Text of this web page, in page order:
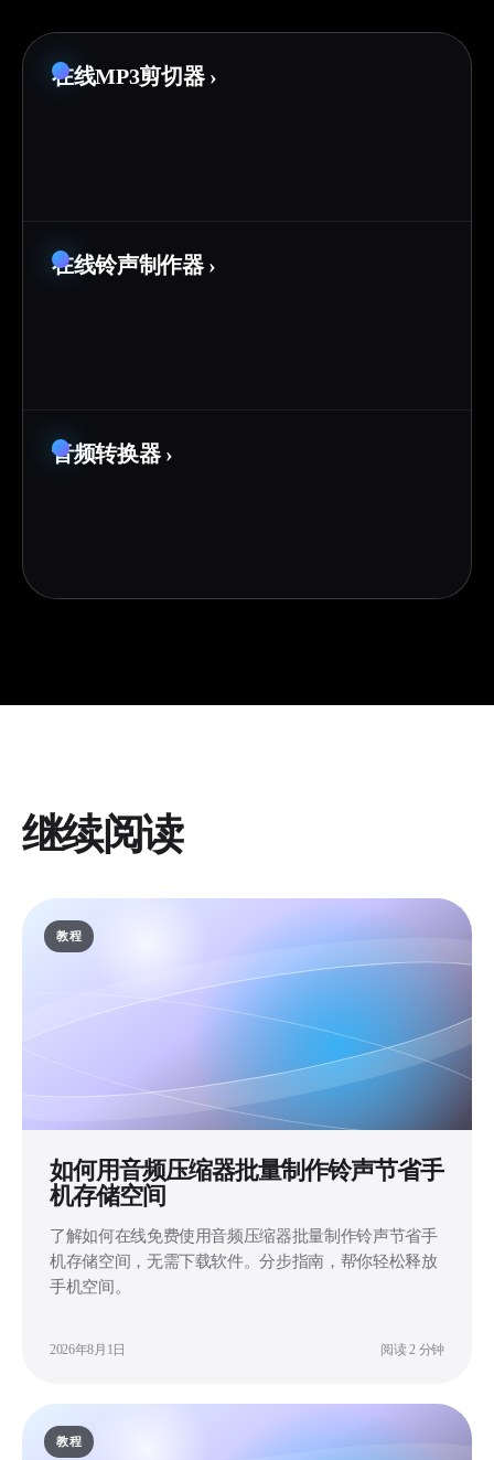
在线MP3剪切器 ›
在线铃声制作器 ›
音频转换器 ›
继续阅读
教程
如何用音频压缩器批量制作铃声节省手
机存储空间
了解如何在线免费使用音频压缩器批量制作铃声节省手
机存储空间，无需下载软件。分步指南，帮你轻松释放
手机空间。
2026年8月1日 阅读 2 分钟
教程